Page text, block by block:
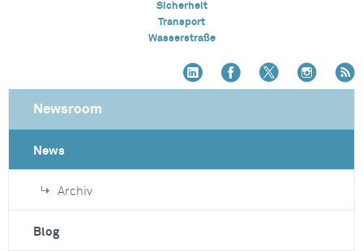
Sicherheit
Transport
Wasserstraße
Newsroom
News
Archiv
Blog